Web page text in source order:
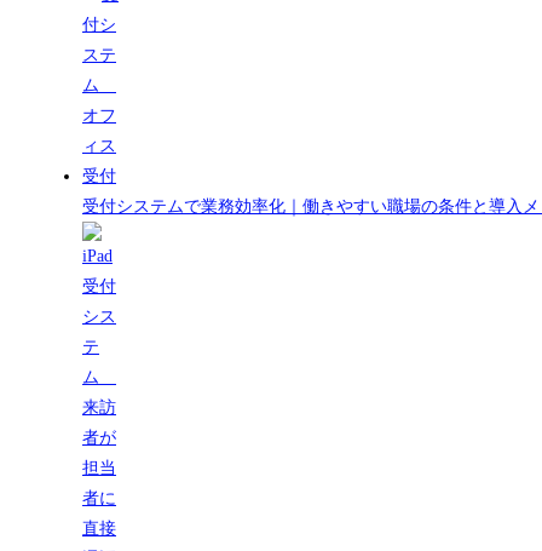
受付システムで業務効率化｜働きやすい職場の条件と導入